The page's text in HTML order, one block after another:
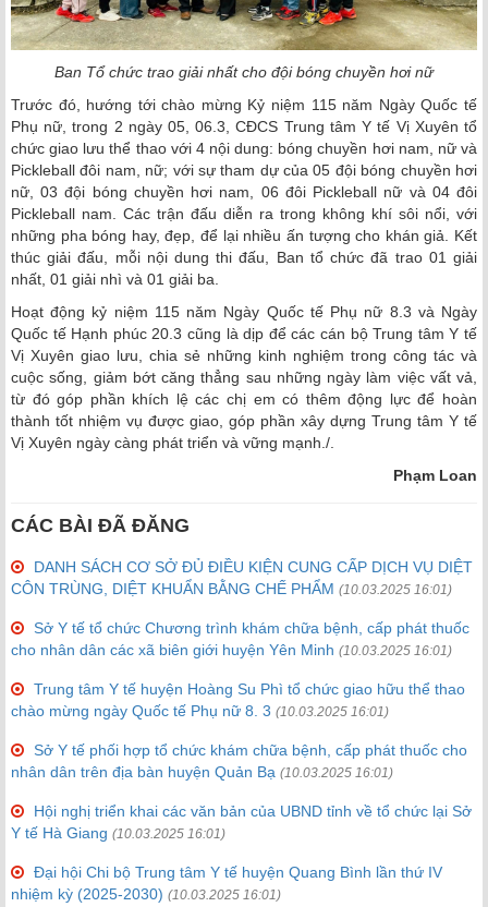
Ban Tổ chức trao giải nhất cho đội bóng chuyền hơi nữ
Trước đó, hướng tới chào mừng Kỷ niệm 115 năm Ngày Quốc tế
Phụ nữ, trong 2 ngày 05, 06.3, CĐCS Trung tâm Y tế Vị Xuyên tổ
chức giao lưu thể thao với 4 nội dung: bóng chuyền hơi nam, nữ và
Pickleball đôi nam, nữ; với sự tham dự của 05 đội bóng chuyền hơi
nữ, 03 đội bóng chuyền hơi nam, 06 đôi Pickleball nữ và 04 đôi
Pickleball nam. Các trận đấu diễn ra trong không khí sôi nổi, với
những pha bóng hay, đẹp, để lại nhiều ấn tượng cho khán giả. Kết
thúc giải đấu, mỗi nội dung thi đấu, Ban tổ chức đã trao 01 giải
nhất, 01 giải nhì và 01 giải ba.
Hoạt động kỷ niệm 115 năm Ngày Quốc tế Phụ nữ 8.3 và Ngày
Quốc tế Hạnh phúc 20.3 cũng là dịp để các cán bộ Trung tâm Y tế
Vị Xuyên giao lưu, chia sẻ những kinh nghiệm trong công tác và
cuộc sống, giảm bớt căng thẳng sau những ngày làm việc vất vả,
từ đó góp phần khích lệ các chị em có thêm động lực để hoàn
thành tốt nhiệm vụ được giao, góp phần xây dựng Trung tâm Y tế
Vị Xuyên ngày càng phát triển và vững mạnh./.
Phạm Loan
CÁC BÀI ĐÃ ĐĂNG
DANH SÁCH CƠ SỞ ĐỦ ĐIỀU KIỆN CUNG CẤP DỊCH VỤ DIỆT
CÔN TRÙNG, DIỆT KHUẨN BẰNG CHẾ PHẨM (10.03.2025 16:01)
Sở Y tế tổ chức Chương trình khám chữa bệnh, cấp phát thuốc
cho nhân dân các xã biên giới huyện Yên Minh (10.03.2025 16:01)
Trung tâm Y tế huyện Hoàng Su Phì tổ chức giao hữu thể thao
chào mừng ngày Quốc tế Phụ nữ 8. 3 (10.03.2025 16:01)
Sở Y tế phối hợp tổ chức khám chữa bệnh, cấp phát thuốc cho
nhân dân trên địa bàn huyện Quản Bạ (10.03.2025 16:01)
Hội nghị triển khai các văn bản của UBND tỉnh về tổ chức lại Sở
Y tế Hà Giang (10.03.2025 16:01)
Đại hội Chi bộ Trung tâm Y tế huyện Quang Bình lần thứ IV
nhiệm kỳ (2025-2030) (10.03.2025 16:01)